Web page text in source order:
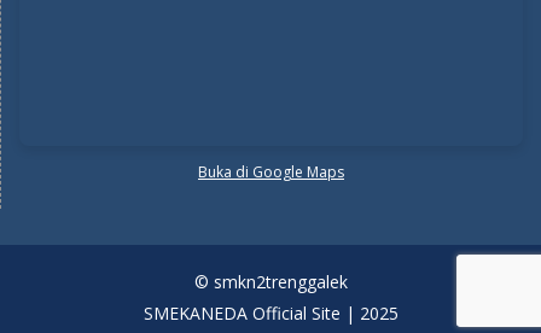
Buka di Google Maps
© smkn2trenggalek
SMEKANEDA Official Site | 2025